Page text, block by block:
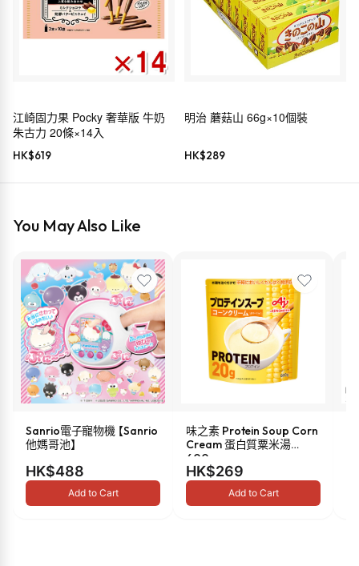
江崎固力果 Pocky 奢華版 牛奶
朱古力 20條×14入
HK$619
明治 蘑菇山 66g×10個裝
HK$289
You May Also Like
Sanrio電子寵物機 【Sanrio
他媽哥池】
HK$488
Add to Cart
味之素 Protein Soup Corn
Cream 蛋白質粟米湯
600g
HK$269
Add to Cart